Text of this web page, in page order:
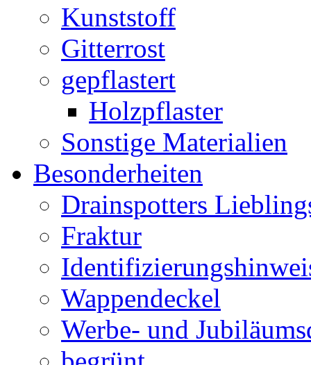
Kunststoff
Gitterrost
gepflastert
Holzpflaster
Sonstige Materialien
Besonderheiten
Drainspotters
Fraktur
Wappendeckel
Werbe- und